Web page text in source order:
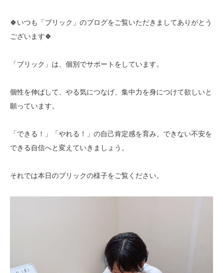
🍀いつも「ブリック」のブログをご覧いただきましてありがとう
ございます🍀
「ブリック」は、個別でサポートをしています。
個性を伸ばして、やる気につなげ、集中力を身につけて欲しいと
願っています。
「できる！」「やれる！」の自己肯定感を育み、できない不安を
できる自信へと変えていきましょう。
それでは本日のブリックの様子をご覧ください。